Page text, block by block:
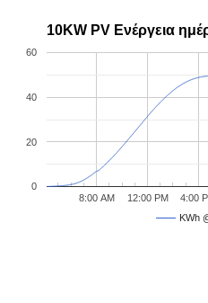
10KW PV Ενέργεια
KWh
8:00 AM 12:00 PM 4:00
0
20
40
60